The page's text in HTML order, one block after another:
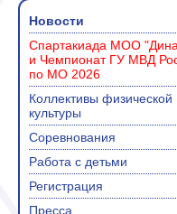
Новости
Спартакиада МОО
и Чемпионат ГУ МВД
по МО 2026
Коллективы физической
культуры
Соревнования
Работа с детьми
Регистрация
Пресса